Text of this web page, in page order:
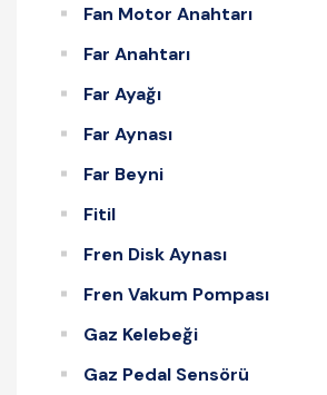
Fan Motor Anahtarı
Far Anahtarı
Far Ayağı
Far Aynası
Far Beyni
Fitil
Fren Disk Aynası
Fren Vakum Pompası
Gaz Kelebeği
Gaz Pedal Sensörü